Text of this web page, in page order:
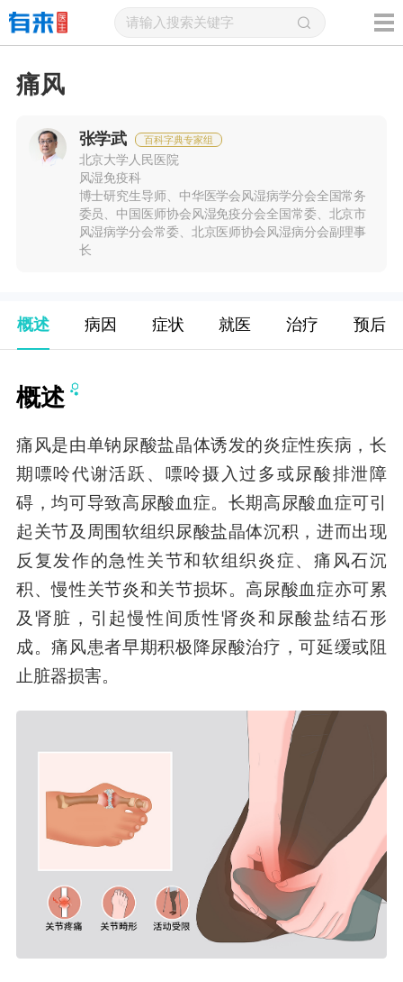
痛风
张学武 百科字典专家组
北京大学人民医院
风湿免疫科
博士研究生导师、中华医学会风湿病学分会全国常务
委员、中国医师协会风湿免疫分会全国常委、北京市
风湿病学分会常委、北京医师协会风湿病分会副理事
长
概述 病因 症状 就医 治疗 预后
概述
痛风是由单钠尿酸盐晶体诱发的炎症性疾病，长
期嘌呤代谢活跃、嘌呤摄入过多或尿酸排泄障
碍，均可导致高尿酸血症。长期高尿酸血症可引
起关节及周围软组织尿酸盐晶体沉积，进而出现
反复发作的急性关节和软组织炎症、痛风石沉
积、慢性关节炎和关节损坏。高尿酸血症亦可累
及肾脏，引起慢性间质性肾炎和尿酸盐结石形
成。痛风患者早期积极降尿酸治疗，可延缓或阻
止脏器损害。